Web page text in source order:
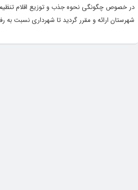
در خصوص چگونگی نحوه جذب و توزیع اقلام تنظیم
شهرستان ارائه و مقرر گردید تا شهرداری نسبت به